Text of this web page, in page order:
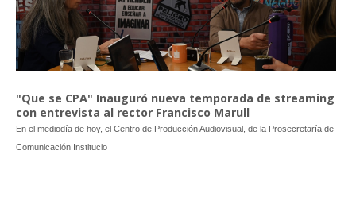
"Que se CPA" Inauguró nueva temporada de streaming
con entrevista al rector Francisco Marull
En el mediodía de hoy, el Centro de Producción Audiovisual, de la Prosecretaría de
Comunicación Institucio